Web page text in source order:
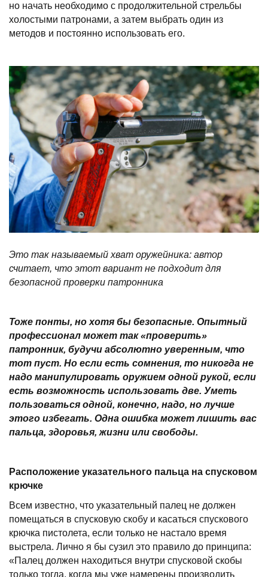
но начать необходимо с продолжительной стрельбы
холостыми патронами, а затем выбрать один из
методов и постоянно использовать его.
Это так называемый хват оружейника: автор
считает, что этот вариант не подходит для
безопасной проверки патронника
Тоже понты, но хотя бы безопасные. Опытный
профессионал может так «проверить»
патронник, будучи абсолютно уверенным, что
тот пуст. Но если есть сомнения, то никогда не
надо манипулировать оружием одной рукой, если
есть возможность использовать две. Уметь
пользоваться одной, конечно, надо, но лучше
этого избегать. Одна ошибка может лишить вас
пальца, здоровья, жизни или свободы.
Расположение указательного пальца на спусковом
крючке
Всем известно, что указательный палец не должен
помещаться в спусковую скобу и касаться спускового
крючка пистолета, если только не настало время
выстрела. Лично я бы сузил это правило до принципа:
«Палец должен находиться внутри спусковой скобы
только тогда, когда мы уже намерены производить